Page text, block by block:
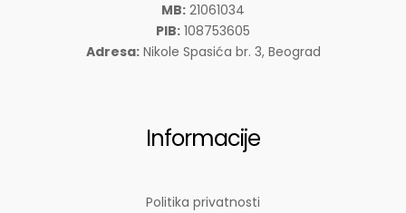
MB: 21061034
PIB: 108753605
Adresa:Nikole Spasića br. 3, Beograd
Informacije
Politika privatnosti